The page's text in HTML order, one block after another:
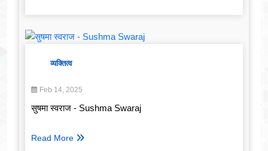
व्यक्तित्व
Feb 14, 2025
सुषमा स्वराज - Sushma Swaraj
Read More